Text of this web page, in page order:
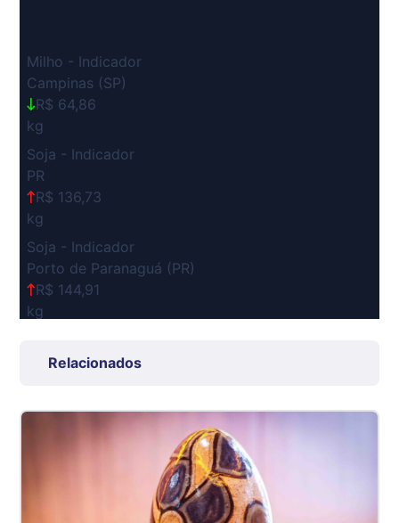
Milho - Indicador
Campinas (SP)
R$ 64,86
kg
Soja - Indicador
PR
R$ 136,73
kg
Soja - Indicador
Porto de Paranaguá (PR)
R$ 144,91
kg
Grande São Paulo (SP)
Suíno - Estadual
Relacionados